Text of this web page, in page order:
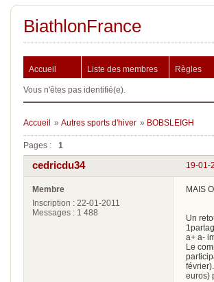
BiathlonFrance
Accueil Liste des membres Règles
Vous n'êtes pas identifié(e).
Accueil » Autres sports d'hiver » BOBSLEIGH
Pages : 1
19-01-
cedricdu34
Membre
Inscription : 22-01-2011
Messages : 1 488
MAIS
Un
a+ a-
Le
euros)